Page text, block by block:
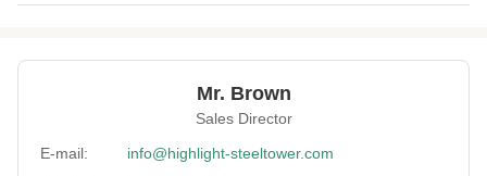
Height: 0-300m
Một hoặc ba
Certification: SGS, CE, ISO
Mr. Brown
Sales Director
E-mail:
info@highlight-steeltower.com